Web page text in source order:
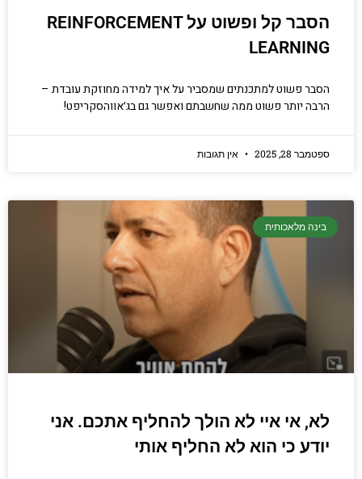
הסבר קל ופשוט על REINFORCEMENT
LEARNING
הסבר פשוט למתכנתים שמסביר על איך למידה מחוזקת עובדת –
הרבה יותר פשוט ממה שחשבתם ואפשר גם בג׳אווהסקריפט!
ספטמבר 28, 2025 אין תגובות
בינה מלאכותית
לא, אי איי לא הולך להחליף אתכם. אני
יודע כי הוא לא החליף אותי